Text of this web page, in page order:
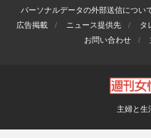
パーソナルデータの外部送信につい
広告掲載
ニュース提供先 タ
お問い合わせ
主婦と生